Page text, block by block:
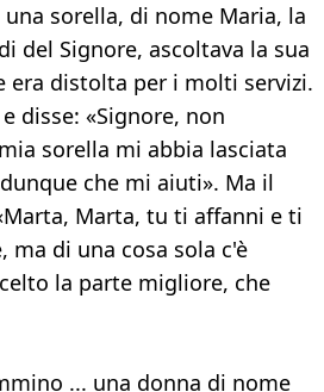
sorella, di nome Maria, la
del Signore, ascoltava la sua
era distolta per i molti servizi.
disse: «Signore, non
sorella mi abbia lasciata
che mi aiuti». Ma il
Marta, tu ti affanni e ti
ma di una cosa sola c'è
la parte migliore, che
... una donna di nome